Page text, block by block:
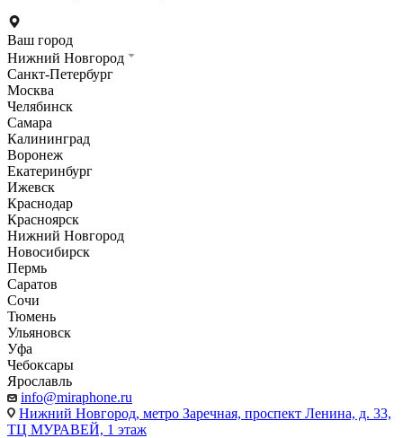
Ваш город
Нижний Новгород
Санкт-Петербург
Москва
Челябинск
Самара
Калининград
Воронеж
Екатеринбург
Ижевск
Краснодар
Красноярск
Нижний Новгород
Новосибирск
Пермь
Саратов
Сочи
Тюмень
Ульяновск
Уфа
Чебоксары
Ярославль
info@miraphone.ru
Нижний Новгород, метро Заречная, проспект Ленина, д. 33,
ТЦ МУРАВЕЙ, 1 этаж